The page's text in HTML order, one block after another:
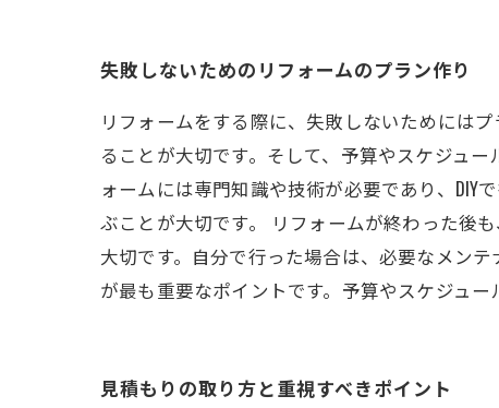
失敗しないためのリフォームのプラン作り
リフォームをする際に、失敗しないためには
ることが大切です。そして、予算やスケジュ
ォームには専門知識や技術が必要であり、
ぶことが大切です。 リフォームが終わった後
大切です。自分で行った場合は、必要なメン
が最も重要なポイントです。予算やスケジュ
見積もりの取り方と重視すべきポイント